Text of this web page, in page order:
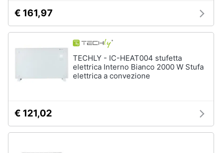
€ 161,97
TECHLY - IC-HEAT004 stufetta
elettrica Interno Bianco 2000 W Stufa
elettrica a convezione
€ 121,02